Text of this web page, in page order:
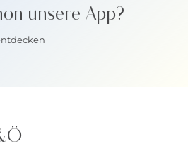
unsere App?